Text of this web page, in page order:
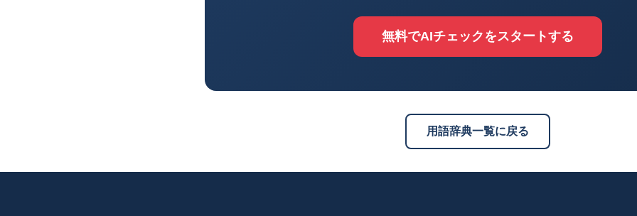
無料でAIチェックをスタートする
用語辞典一覧に戻る